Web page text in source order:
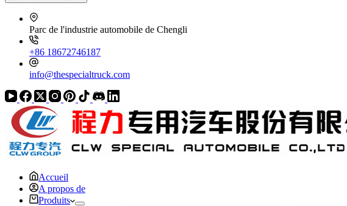
Parc de l'industrie automobile de Chengli
+86 18672746187
info@thespecialtruck.com
Accueil
A propos de
Produits